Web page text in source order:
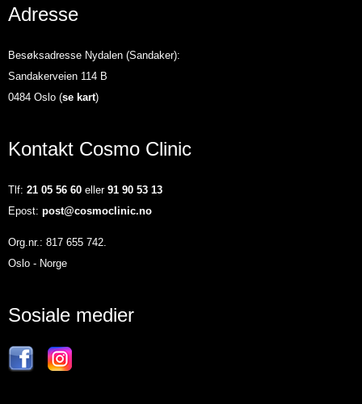
Adresse
Besøksadresse Nydalen (Sandaker):
Sandakerveien 114 B
0484 Oslo (se kart)
Kontakt Cosmo Clinic
Tlf: 21 05 56 60 eller 91 90 53 13
Epost: post@cosmoclinic.no
Org.nr.: 817 655 742.
Oslo - Norge
Sosiale medier